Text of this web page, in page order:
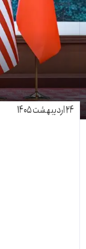
۲۴ اردیبهشت ۱۴۰۵